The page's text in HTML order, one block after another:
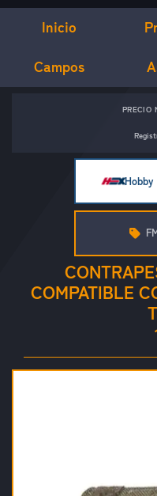
Inicio
Campos
PRECIO
COMPATIBLE